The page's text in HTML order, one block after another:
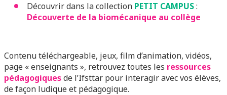
Découvrir dans la collection PETIT CAMPUS:
Découverte de la biomécanique au collège
Contenu téléchargeable, jeux, film d’animation, vidéos,
page « enseignants », retrouvez toutes les ressources
pédagogiquesde l’Ifsttar pour interagir avec vos élèves,
de façon ludique et pédagogique.